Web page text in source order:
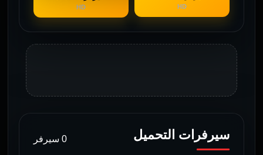
HD
HD
سيرفرات التحميل 0 سيرفر